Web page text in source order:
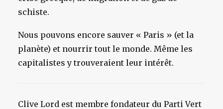
schiste.
Nous pouvons encore sauver « Paris » (et la
planète) et nourrir tout le monde. Même les
capitalistes y trouveraient leur intérêt.
Clive Lord est membre fondateur du Parti Vert